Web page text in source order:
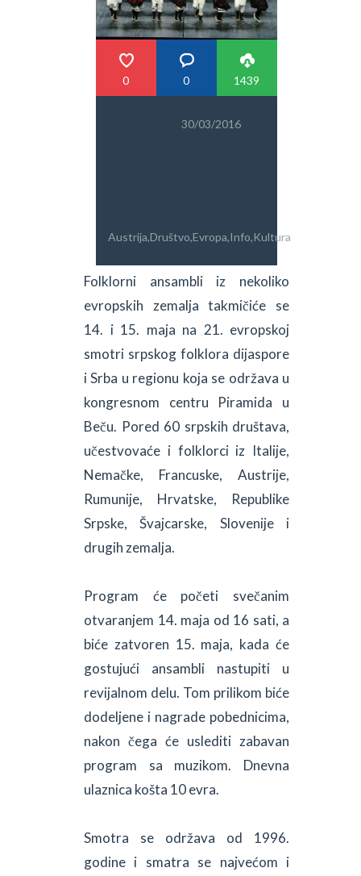
PRETRAGA
0 0 1439
30/03/2016
Austrija,Društvo,Evropa,Info,Kultura
Folklorni ansambli iz nekoliko
evropskih zemalja takmičiće se
14. i 15. maja na 21. evropskoj
smotri srpskog folklora dijaspore
i Srba u regionu koja se održava u
kongresnom centru Piramida u
Beču. Pored 60 srpskih društava,
učestvovaće i folklorci iz Italije,
Nemačke, Francuske, Austrije,
Rumunije, Hrvatske, Republike
Srpske, Švajcarske, Slovenije i
drugih zemalja.
Program će početi svečanim
otvaranjem 14. maja od 16 sati, a
biće zatvoren 15. maja, kada će
gostujući ansambli nastupiti u
revijalnom delu. Tom prilikom biće
dodeljene i nagrade pobednicima,
nakon čega će uslediti zabavan
program sa muzikom. Dnevna
ulaznica košta 10 evra.
Smotra se održava od 1996.
godine i smatra se najvećom i